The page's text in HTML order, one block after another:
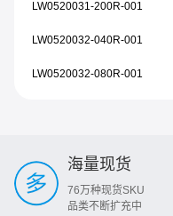
LW0520031-200R-001
LW0520032-040R-001
LW0520032-080R-001
海量现货
76万种现货SKU
品类不断扩充中